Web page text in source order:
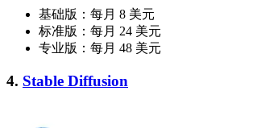
基础版：每月 8 美元
标准版：每月 24 美元
专业版：每月 48 美元
4. Stable Diffusion